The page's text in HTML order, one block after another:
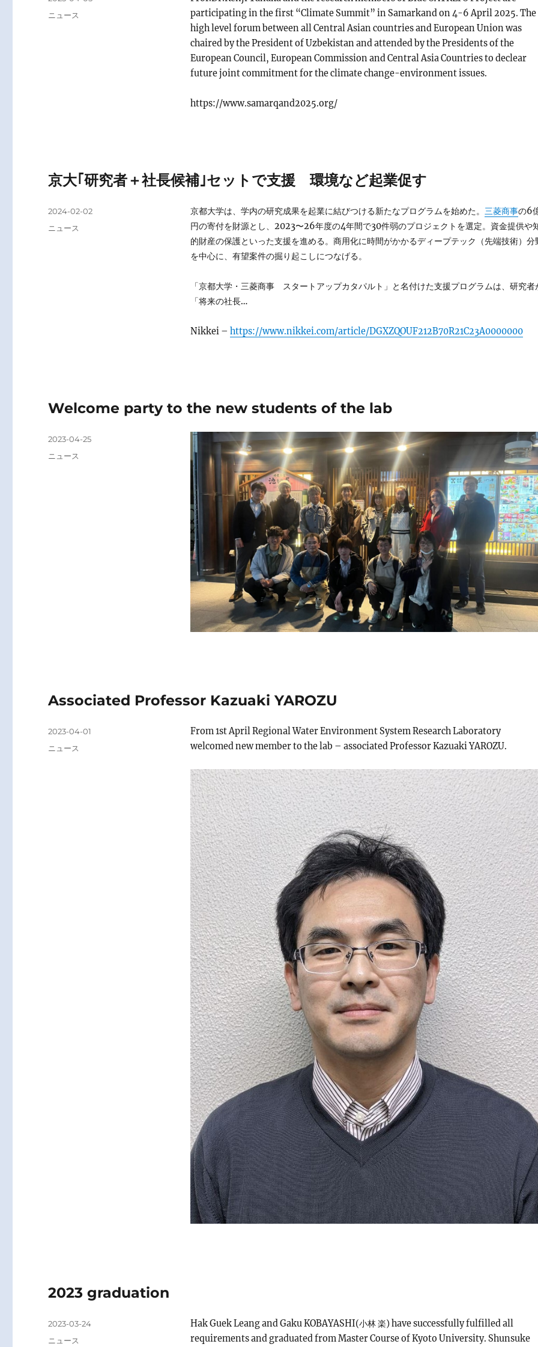
participating in the first “Climate Summit” in Samarkand on 4-6 April 2025. The
high level forum between all Central Asian countries and European Union was
chaired by the President of Uzbekistan and attended by the Presidents of the
European Council, European Commission and Central Asia Countries to declear
future joint commitment for the climate change-environment issues.
https://www.samarqand2025.org/
Categories
ニュース
京大｢研究者＋社長候補｣セットで支援 環境など起業促す
京都大学は、学内の研究成果を起業に結びつける新たなプログラムを始めた。 三菱商事の6
円の寄付を財源とし、2023〜26年度の4年間で30件弱のプロジェクトを選定。資金提供や
的財産の保護といった支援を進める。商用化に時間がかかるディープテック（先端技術）分
を中心に、有望案件の掘り起こしにつなげる。
「京都大学・三菱商事 スタートアップカタパルト」と名付けた支援プログラムは、研究者
「将来の社長…
Nikkei – https://www.nikkei.com/article/DGXZQOUF212B70R21C23A0000000
Posted
2024-02-02
Categories
ニュース
Welcome party to the new students of the lab
Posted
2023-04-25
Categories
ニュース
Associated Professor Kazuaki YAROZU
From 1st April Regional Water Environment System Research Laboratory
welcomed new member to the lab – associated Professor Kazuaki YAROZU.
Posted
2023-04-01
Categories
ニュース
2023 graduation
Hak Guek Leang and Gaku KOBAYASHI(小林 楽) have successfully fulfilled all
requirements and graduated from Master Course of Kyoto University. Shunsuke
Posted
2023-03-24
Categories
ニュース